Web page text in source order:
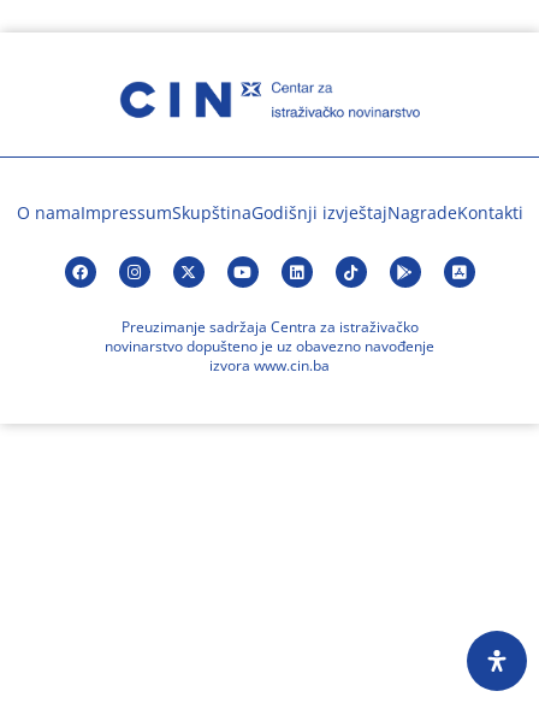
O namaImpressumSkupštinaGodišnji izvještajNagradeKontakti
Preuzimanje sadržaja Centra za istraživačko
novinarstvo dopušteno je uz obavezno navođenje
izvora www.cin.ba